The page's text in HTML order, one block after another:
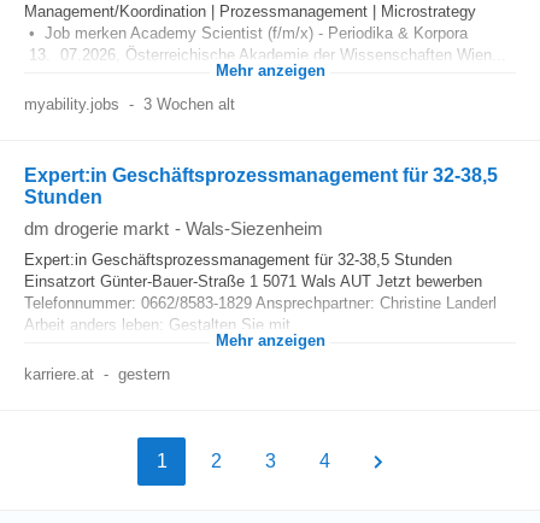
Management/Koordination | Prozessmanagement | Microstrategy
• Job merken Academy Scientist (f/m/x) - Periodika & Korpora
13. 07.2026, Österreichische Akademie der Wissenschaften Wien...
Mehr anzeigen
myability.jobs - 3 Wochen alt
Expert:in Geschäftsprozessmanagement für 32-38,5
Stunden
dm drogerie markt - Wals-Siezenheim
Expert:in Geschäftsprozessmanagement für 32-38,5 Stunden
Einsatzort Günter-Bauer-Straße 1 5071 Wals AUT Jetzt bewerben
Telefonnummer: 0662/8583-1829 Ansprechpartner: Christine Landerl
Arbeit anders leben: Gestalten Sie mit...
Mehr anzeigen
karriere.at - gestern
1 2 3 4